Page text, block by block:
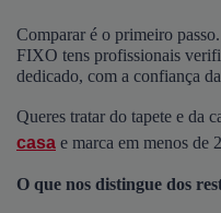
Comparar é o primeiro
FIXO tens profissionais
dedicado, com a confiança
Queres tratar do tapete e da
casa e marca em menos de
O que nos distingue dos